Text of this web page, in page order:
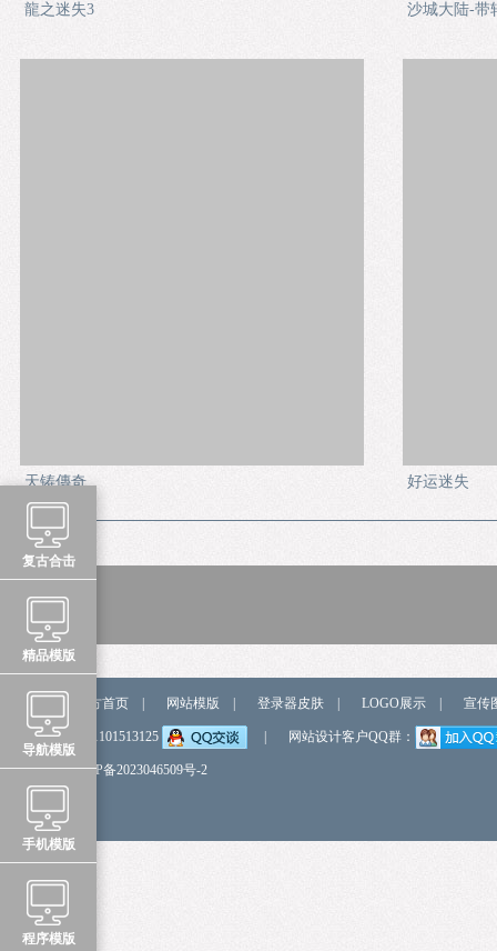
龍之迷失3 沙城大陆-带
天铸傳奇 好运迷失
官方首页 网站模版 登录器皮肤 LOGO展示 宣传
弹我QQ QQ:1101513125 网站设计客户QQ群：
备 案 号 鲁ICP备2023046509号-2
复古合击
精品模版
导航模版
手机模版
程序模版